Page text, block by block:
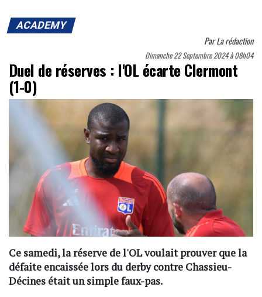
ACADEMY
ParLa rédaction
Dimanche 22 Septembre 2024 à 08h04
Duel de réserves : l'OL écarte Clermont
(1-0)
Ce samedi, la réserve de l'OL voulait prouver que la
défaite encaissée lors du derby contre Chassieu-
Décines était un simple faux-pas.